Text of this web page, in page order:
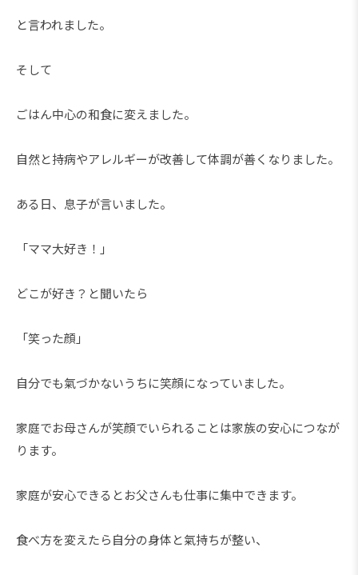
と言われました。
そして
ごはん中心の和食に変えました。
自然と持病やアレルギーが改善して体調が善くなりました。
ある日、息子が言いました。
「ママ大好き！」
どこが好き？と聞いたら
「笑った顔」
自分でも氣づかないうちに笑顔になっていました。
家庭でお母さんが笑顔でいられることは家族の安心につなが
ります。
家庭が安心できるとお父さんも仕事に集中できます。
食べ方を変えたら自分の身体と氣持ちが整い、